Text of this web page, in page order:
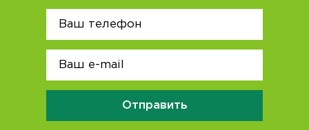
Отправить